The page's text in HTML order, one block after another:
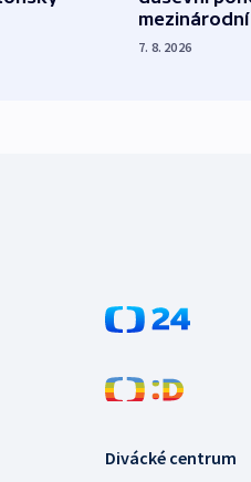
7. 8. 2026
Divácké centrum